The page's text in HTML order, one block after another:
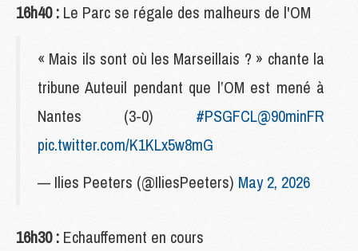
16h40 : Le Parc se régale des malheurs de l'OM
« Mais ils sont où les Marseillais ? » chante la
tribune Auteuil pendant que l’OM est mené à
Nantes (3-0) #PSGFCL@90minFR
pic.twitter.com/K1KLx5w8mG
— Ilies Peeters (@IliesPeeters) May 2, 2026
16h30 : Echauffement en cours